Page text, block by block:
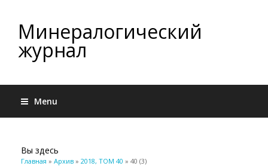
Минералогический
журнал
Menu
Вы здесь
Главная » Архив » 2018, ТОМ 40 » 40 (3)